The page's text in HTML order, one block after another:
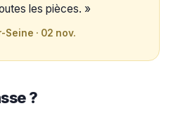
les pièces. »
Seine · 02 nov.
?